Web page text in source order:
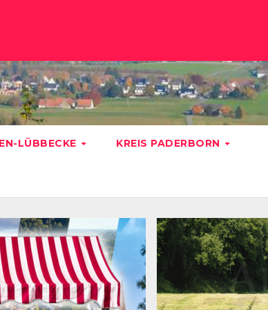
LÜBBECKE KREIS PADERBORN